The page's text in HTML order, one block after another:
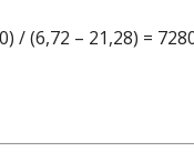
/ (6,72 – 21,28) =